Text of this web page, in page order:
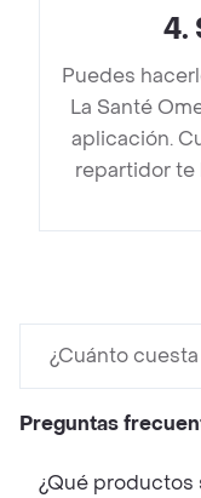
4.
Puedes
La Santé
aplicación.
repartidor te
¿Cuánto
Preguntas
¿Qué productos